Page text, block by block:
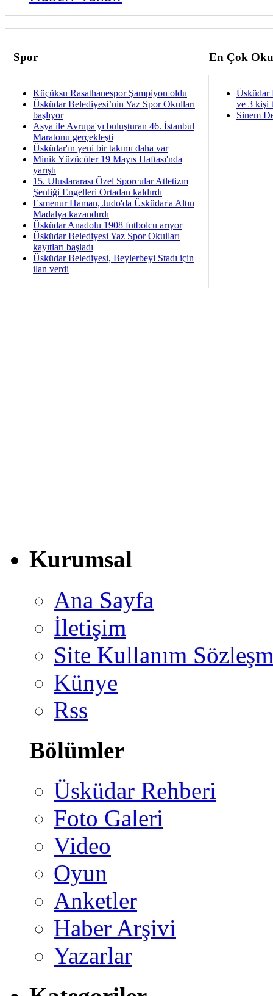
Spor En Çok
Küçüksu Rasathanespor Şampiyon oldu
Üsküdar Belediyesi’nin Yaz Spor Okulları
başlıyor
Asya ile Avrupa'yı buluşturan 46. İstanbul
Maratonu gerçekleşti
Üsküdar'ın yeni bir takımı daha var
Minik Yüzücüler 19 Mayıs Haftası'nda
yarıştı
15. Uluslararası Özel Sporcular Atletizm
Şenliği Engelleri Ortadan kaldırdı
Esmenur Haman, Judo'da Üsküdar'a Altın
Madalya kazandırdı
Üsküdar Anadolu 1908 futbolcu arıyor
Üsküdar Belediyesi Yaz Spor Okulları
kayıtları başladı
Üsküdar Belediyesi, Beylerbeyi Stadı için
ilan verdi
Üsküdar
ve 3 kişi
Sinem
Kurumsal
Ana Sayfa
İletişim
Site Kullanım
Künye
Rss
Bölümler
Üsküdar Rehberi
Foto Galeri
Video
Oyun
Anketler
Haber Arşivi
Yazarlar